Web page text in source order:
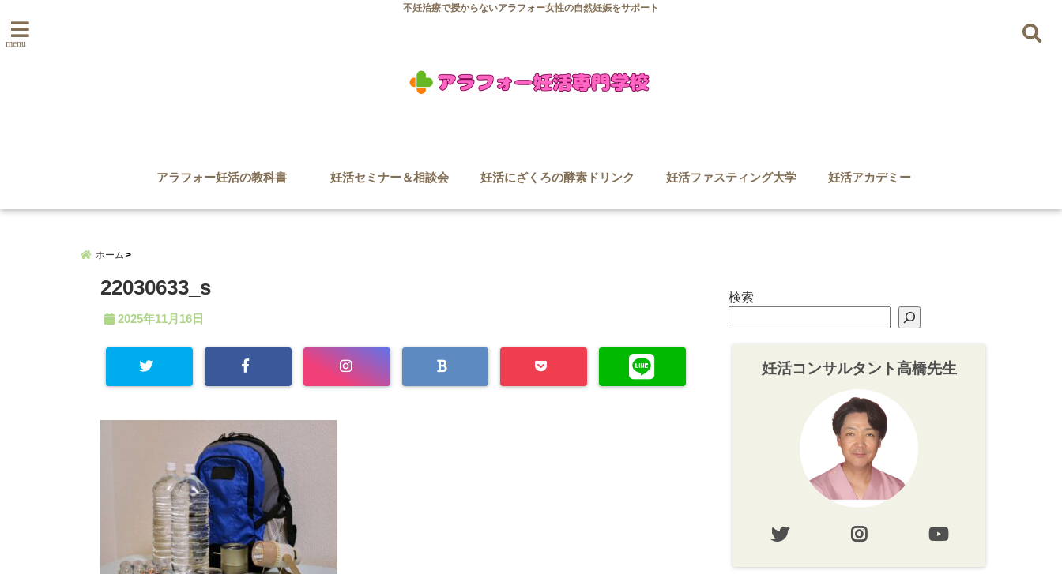
不妊治療で授からないアラフォー女性の自然妊娠をサポート
menu
アラフォー妊活の教科書 妊活セミナー＆相談会 妊活にざくろの酵素ドリンク 妊活ファスティング大学 妊活アカデミー
ホーム
22030633_s
2025年11月16日
検索
妊活コンサルタント高橋先生